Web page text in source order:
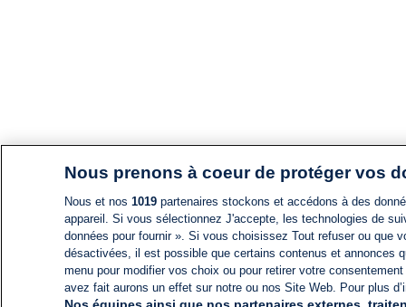
Nous prenons à coeur de protéger vos
Nous et nos 1019partenaires stockons et accédons à des
appareil. Si vous sélectionnez J'accepte, les technologies de
données pour fournir ». Si vous choisissez Tout refuser ou
désactivées, il est possible que certains contenus et annonces
menu pour modifier vos choix ou pour retirer votre
avez fait aurons un effet sur notre ou nos Site Web. Pour plus